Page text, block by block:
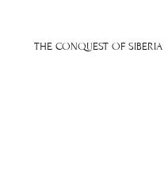
THE CONQUEST OF SIBERIA